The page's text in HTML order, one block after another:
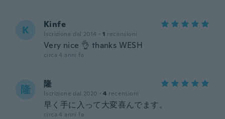
K Kinfe
Iscrizione dal 2014 · 1 recensioni
Very nice 👌 thanks WESH
circa 4 anni fa
隆 隆
Iscrizione dal 2020 · 4 recensioni
早く手に入って大変喜んでます。
circa 4 anni fa